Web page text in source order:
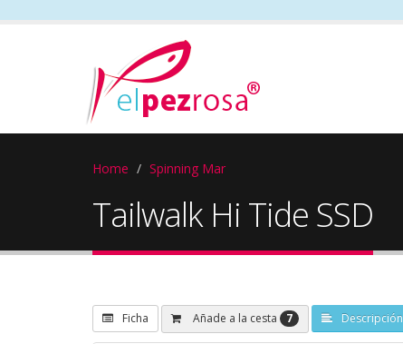
Home Spinning Mar
Tailwalk Hi Tide SSD
Ficha Añade a la cesta 7 Descripción